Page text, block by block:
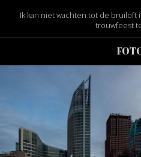
Ik kan niet wachten tot de
trouwfeest